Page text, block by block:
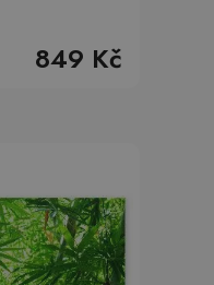
849 Kč